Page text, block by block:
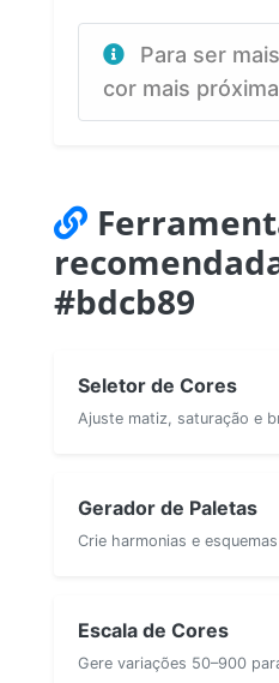
Para ser mais
cor mais
#bdcb89
Seletor de Cores
Ajuste matiz, saturação e
Gerador de Paletas
Crie harmonias e
Escala de Cores
Gere variações 50–900